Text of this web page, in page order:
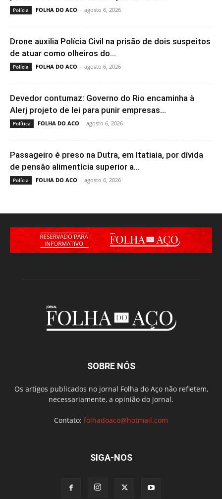
Polícia FOLHA DO ACO - agosto 6, 2026
Drone auxilia Polícia Civil na prisão de dois suspeitos
de atuar como olheiros do...
Polícia FOLHA DO ACO - agosto 6, 2026
Devedor contumaz: Governo do Rio encaminha à
Alerj projeto de lei para punir empresas...
Política FOLHA DO ACO - agosto 6, 2026
Passageiro é preso na Dutra, em Itatiaia, por dívida
de pensão alimentícia superior a...
Polícia FOLHA DO ACO - agosto 6, 2026
SOBRE NÓS
Os artigos publicados no jornal Folha do Aço não refletem,
necessariamente, a opinião do jornal.
Contato: folhadoaco@hotmail.com
SIGA-NOS